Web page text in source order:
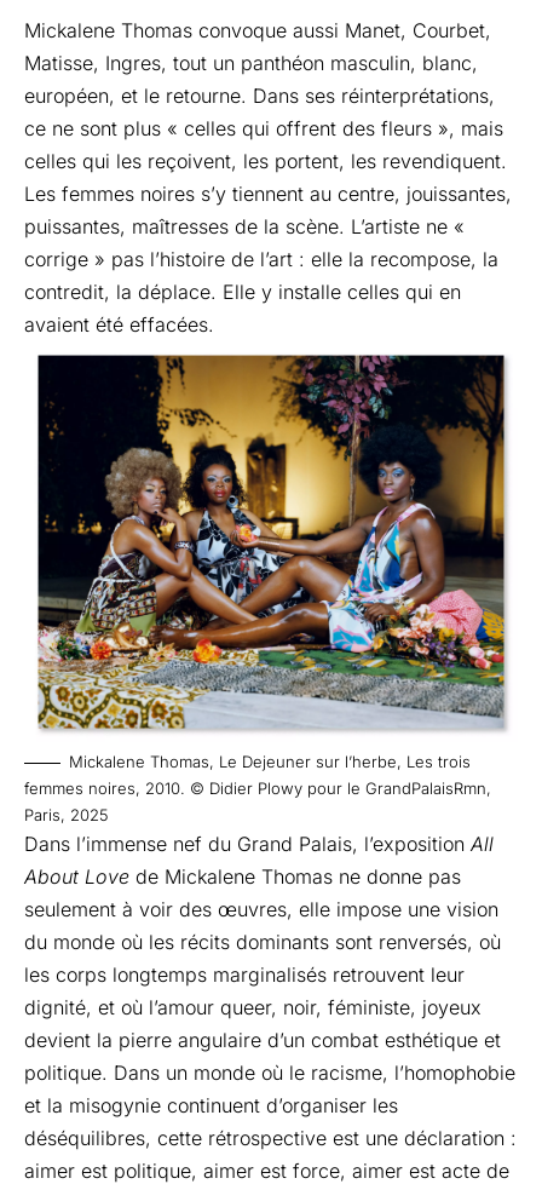
Mickalene Thomas convoque aussi Manet, Courbet,
Matisse, Ingres, tout un panthéon masculin, blanc,
européen, et le retourne. Dans ses réinterprétations,
ce ne sont plus « celles qui offrent des fleurs », mais
celles qui les reçoivent, les portent, les revendiquent.
Les femmes noires s’y tiennent au centre, jouissantes,
puissantes, maîtresses de la scène. L’artiste ne «
corrige » pas l’histoire de l’art : elle la recompose, la
contredit, la déplace. Elle y installe celles qui en
avaient été effacées.
Mickalene Thomas, Le Dejeuner sur l’herbe, Les trois
femmes noires, 2010. © Didier Plowy pour le GrandPalaisRmn,
Paris, 2025
Dans l’immense nef du Grand Palais, l’exposition All
About Love de Mickalene Thomas ne donne pas
seulement à voir des œuvres, elle impose une vision
du monde où les récits dominants sont renversés, où
les corps longtemps marginalisés retrouvent leur
dignité, et où l’amour queer, noir, féministe, joyeux
devient la pierre angulaire d’un combat esthétique et
politique. Dans un monde où le racisme, l’homophobie
et la misogynie continuent d’organiser les
déséquilibres, cette rétrospective est une déclaration :
aimer est politique, aimer est force, aimer est acte de